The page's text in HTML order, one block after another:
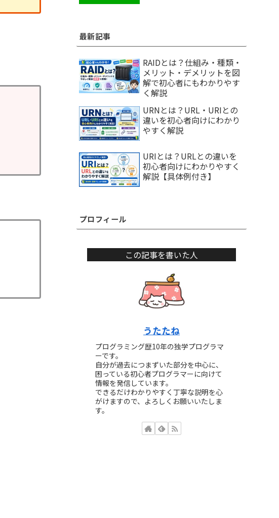
最新記事
RAIDとは？仕組み・種類・
メリット・デメリットを図
解で初心者にもわかりやす
く解説
URNとは？URL・URIとの
違いを初心者向けにわかり
やすく解説
URIとは？URLとの違いを
初心者向けにわかりやすく
解説【具体例付き】
プロフィール
この記事を書いた人
うたたね
プログラミング歴10年の独学プログラマ
ーです。
自分が過去につまずいた部分を中心に、
困っている初心者プログラマーに向けて
情報を発信しています。
できるだけわかりやすく丁寧な説明を心
がけますので、よろしくお願いいたしま
す。